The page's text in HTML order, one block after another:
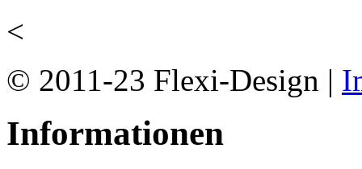
<
© 2011-23 Flexi-Design |
Informationen